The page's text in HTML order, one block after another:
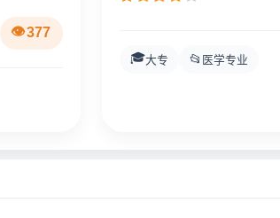
377
🎓大专 📂 医学专业